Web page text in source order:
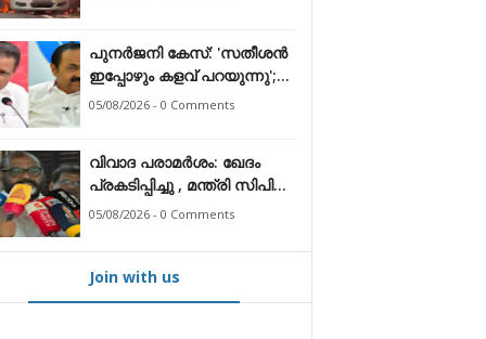
പുനർജനി കേസ്: 'സതീശൻ
ഇപ്പോഴും കളവ് പറയുന്നു';
മുഖ്യമന്ത്രിക്കെതിരെ
05/08/2026 - 0 Comments
വിവാദ പരാമർശം: ഖേദം
പ്രകടിപ്പിച്ചു , മന്ത്രി സിപി
ജോൺ
05/08/2026 - 0 Comments
Join with us